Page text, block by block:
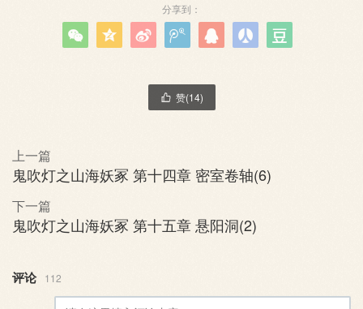
分享到：
      
 赞(14)
上一篇
鬼吹灯之山海妖冢 第十四章 密室卷轴(6)
下一篇
鬼吹灯之山海妖冢 第十五章 悬阳洞(2)
评论 112